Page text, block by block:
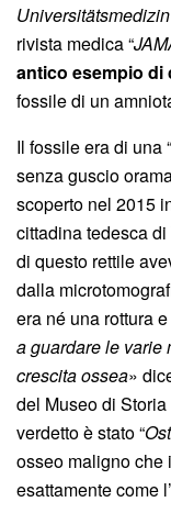
rivista medica “
antico esempio di
fossile di un
Il fossile era di una “
senza guscio
scoperto nel 2015
cittadina tedesca
di questo rettile
dalla
era né una rottura
a guardare le varie
crescita ossea»
del Museo di
verdetto è stato “
osseo maligno che
esattamente come